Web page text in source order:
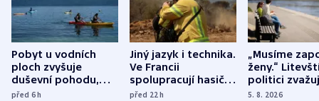
Pobyt u vodních
ploch zvyšuje
duševní pohodu,
ukázala
před 6h
Jiný jazyk i technika.
Ve Francii
spolupracují hasiči z
různých zemí
před 22h
„Musíme
ženy.“
politici
dohodu o
5. 8. 2026